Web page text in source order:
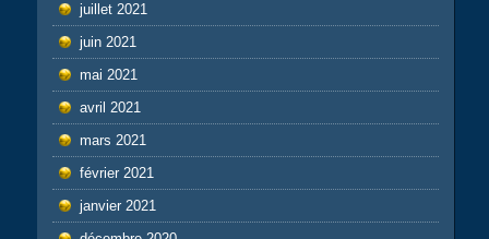
juillet 2021
juin 2021
mai 2021
avril 2021
mars 2021
février 2021
janvier 2021